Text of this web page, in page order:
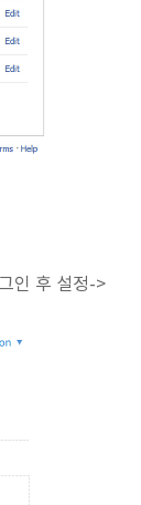
인 후 설정->